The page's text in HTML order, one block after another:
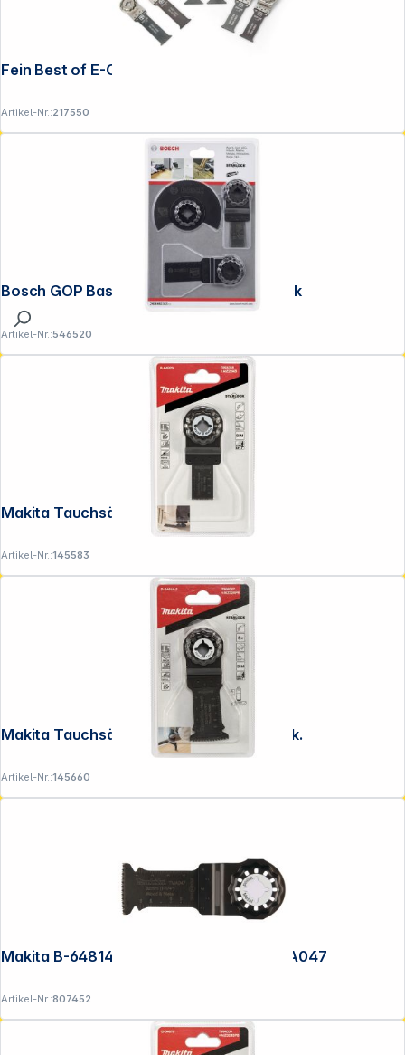
Artikel-Nr.:217550
Bosch GOP Basis-Holz-Set 3-tlg. Starlock
Artikel-Nr.:546520
Makita Tauchsägebl. 20mm TMA058
Artikel-Nr.:145583
Makita Tauchsägebl. 32mm TMA047 5Stk.
Artikel-Nr.:145660
Makita B-64814 Tauchsägebl. 32mm TMA047
Artikel-Nr.:807452